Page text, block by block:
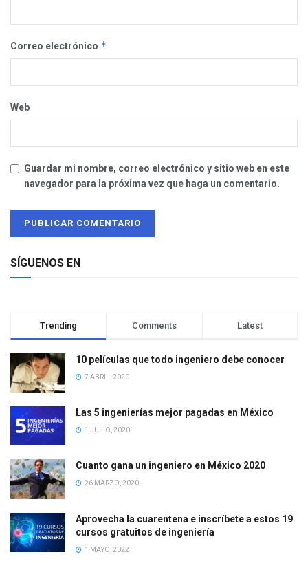
Correo electrónico *
Web
Guardar mi nombre, correo electrónico y sitio web en este
navegador para la próxima vez que haga un comentario.
SÍGUENOS EN
Trending Comments Latest
10 películas que todo ingeniero debe conocer
7 ABRIL, 2020
Las 5 ingenierías mejor pagadas en México
1 JULIO, 2020
Cuanto gana un ingeniero en México 2020
26 MARZO, 2020
Aprovecha la cuarentena e inscríbete a estos 19
cursos gratuitos de ingeniería
1 MAYO, 2022